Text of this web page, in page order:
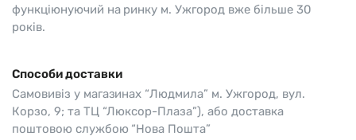
функціюнуючий на ринку м. Ужгород вже більше 30
років.
Способи доставки
Самовивіз у магазинах “Людмила” м. Ужгород, вул.
Корзо, 9; та ТЦ “Люксор-Плаза”), або доставка
поштовою службою “Нова Пошта”